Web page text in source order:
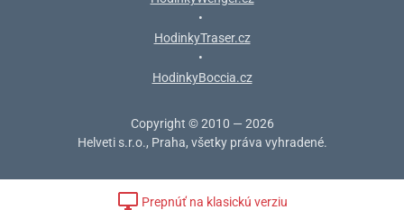
•
HodinkyTraser.cz
•
HodinkyBoccia.cz
Copyright © 2010 — 2026
Helveti s.r.o., Praha, všetky práva vyhradené.
Prepnúť na klasickú verziu